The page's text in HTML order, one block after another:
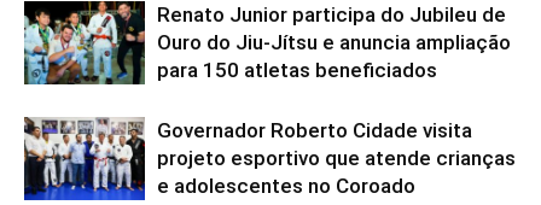
Renato Junior participa do Jubileu de
Ouro do Jiu-Jítsu e anuncia ampliação
para 150 atletas beneficiados
Governador Roberto Cidade visita
projeto esportivo que atende crianças
e adolescentes no Coroado